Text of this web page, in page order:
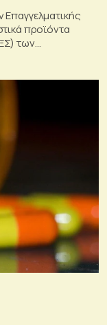
προϊόντα
των